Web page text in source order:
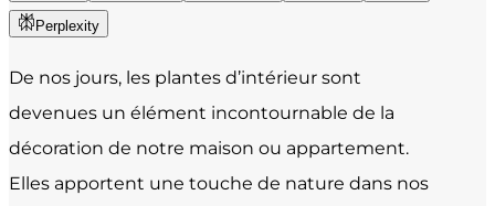
Perplexity
De nos jours, les plantes d’intérieur sont
devenues un élément incontournable de la
décoration de notre maison ou appartement.
Elles apportent une touche de nature dans nos